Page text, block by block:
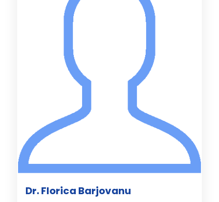
Dr. Florica Barjovanu